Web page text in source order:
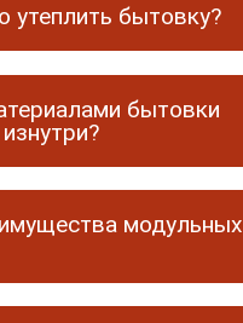
утеплить бытовку?
бытовки
модульных